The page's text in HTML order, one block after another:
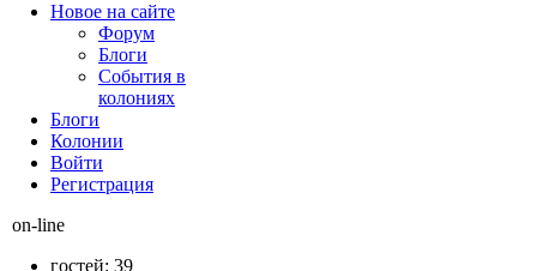
Новое на сайте
Форум
Блоги
События в
колониях
Блоги
Колонии
Войти
Peгиcтpaция
on-line
гостей: 39